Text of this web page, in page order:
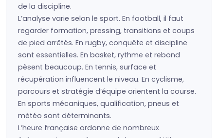
de la discipline.
L’analyse varie selon le sport. En football, il faut
regarder formation, pressing, transitions et coups
de pied arrêtés. En rugby, conquête et discipline
sont essentielles. En basket, rythme et rebond
pèsent beaucoup. En tennis, surface et
récupération influencent le niveau. En cyclisme,
parcours et stratégie d’équipe orientent la course.
En sports mécaniques, qualification, pneus et
météo sont déterminants.
L’heure française ordonne de nombreux